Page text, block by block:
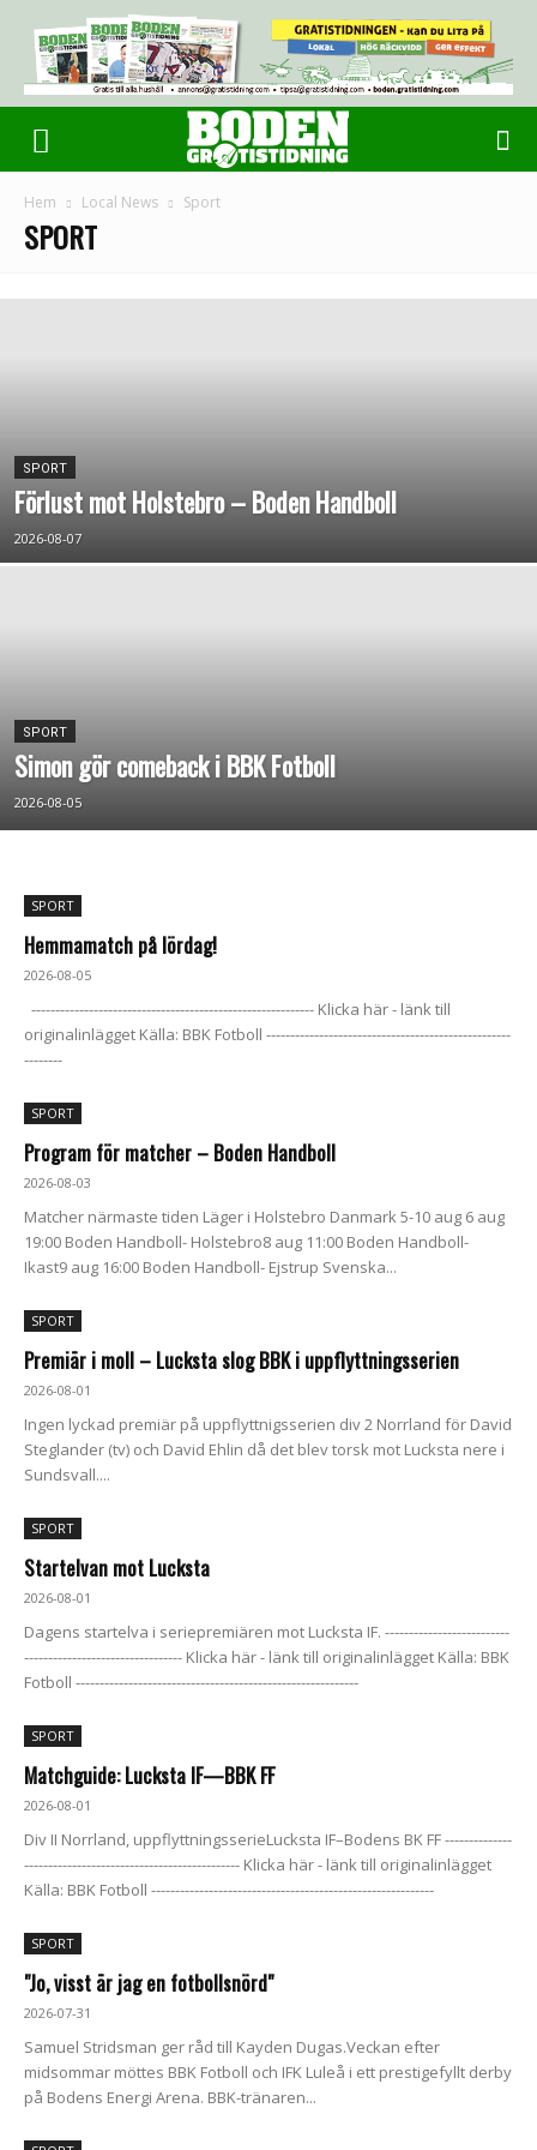
Hem Local News Sport
SPORT
SPORT
Förlust mot Holstebro – Boden Handboll
2026-08-07
SPORT
Simon gör comeback i BBK Fotboll
2026-08-05
SPORT
Hemmamatch på lördag!
2026-08-05
----------------------------------------------------------- Klicka här - länk till
originalinlägget Källa: BBK Fotboll ---------------------------------------------------
--------
SPORT
Program för matcher – Boden Handboll
2026-08-03
Matcher närmaste tiden Läger i Holstebro Danmark 5-10 aug 6 aug
19:00 Boden Handboll- Holstebro8 aug 11:00 Boden Handboll-
Ikast9 aug 16:00 Boden Handboll- Ejstrup Svenska...
SPORT
Premiär i moll – Lucksta slog BBK i uppflyttningsserien
2026-08-01
Ingen lyckad premiär på uppflyttnigsserien div 2 Norrland för David
Steglander (tv) och David Ehlin då det blev torsk mot Lucksta nere i
Sundsvall....
SPORT
Startelvan mot Lucksta
2026-08-01
Dagens startelva i seriepremiären mot Lucksta IF. --------------------------
--------------------------------- Klicka här - länk till originalinlägget Källa: BBK
Fotboll -----------------------------------------------------------
SPORT
Matchguide: Lucksta IF—BBK FF
2026-08-01
Div II Norrland, uppflyttningsserieLucksta IF–Bodens BK FF --------------
--------------------------------------------- Klicka här - länk till originalinlägget
Källa: BBK Fotboll -----------------------------------------------------------
SPORT
"Jo, visst är jag en fotbollsnörd"
2026-07-31
Samuel Stridsman ger råd till Kayden Dugas.Veckan efter
midsommar möttes BBK Fotboll och IFK Luleå i ett prestigefyllt derby
på Bodens Energi Arena. BBK-tränaren...